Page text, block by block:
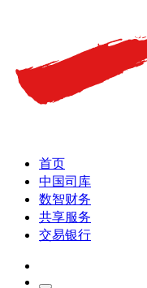
首页
中国司库
数智财务
共享服务
交易银行